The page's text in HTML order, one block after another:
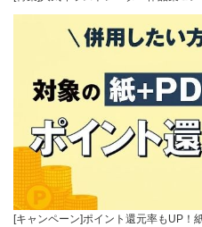
[キャンペーン]ポイント還元率もUP